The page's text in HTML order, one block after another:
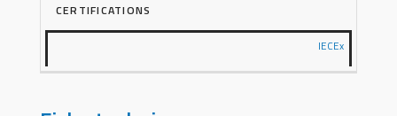
CERTIFICATIONS
IECEx